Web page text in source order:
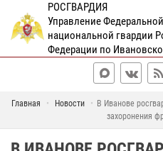
РОСГВАРДИЯ
Управление
национальной гвардии
Федерации по
Главная Новости
В Иванове
захоронения